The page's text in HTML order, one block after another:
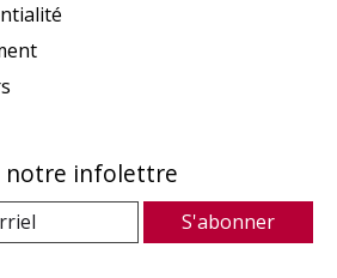
notre infolettre
S'abonner